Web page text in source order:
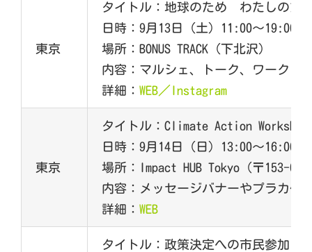
東京
タイトル：地球のため わたしのた
日時：9月13日（土）11:00～19:00
場所： BONUS TRACK （下北沢）
内容：マルシェ、トーク、ワークシ
詳細： WEB／ Instagram
東京
タイトル：Climate Action
日時：9月14日（日）13:00～16:00
場所：Impact HUB Tokyo（〒153-
内容：メッセージバナーやプラカ
詳細： WEB
タイトル：政策決定への市民参加と